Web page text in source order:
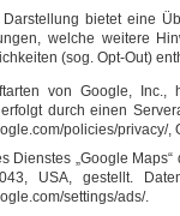
bietet eine
welche weitere
(sog. Opt-Out)
von Google, Inc.,
durch einen
policies/privacy/,
Dienstes „Google
USA, gestellt.
settings/ads/.